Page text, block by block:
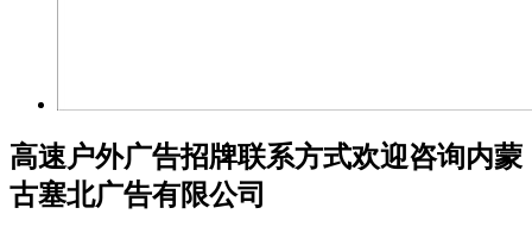
高速户外广告招牌联系方式欢迎咨询内蒙
古塞北广告有限公司